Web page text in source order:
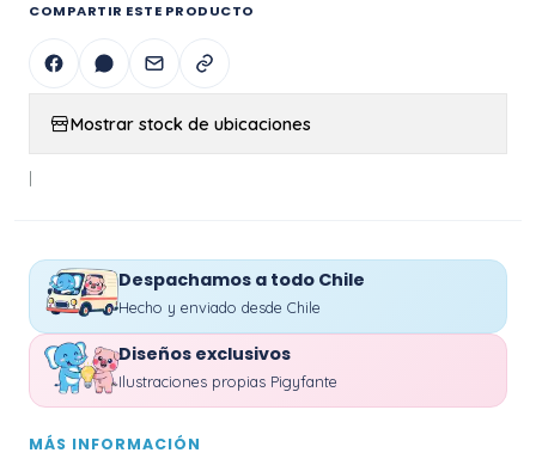
COMPARTIR ESTE PRODUCTO
Mostrar stock de ubicaciones
|
Despachamos a todo Chile
Hecho y enviado desde Chile
Diseños exclusivos
Ilustraciones propias Pigyfante
MÁS INFORMACIÓN